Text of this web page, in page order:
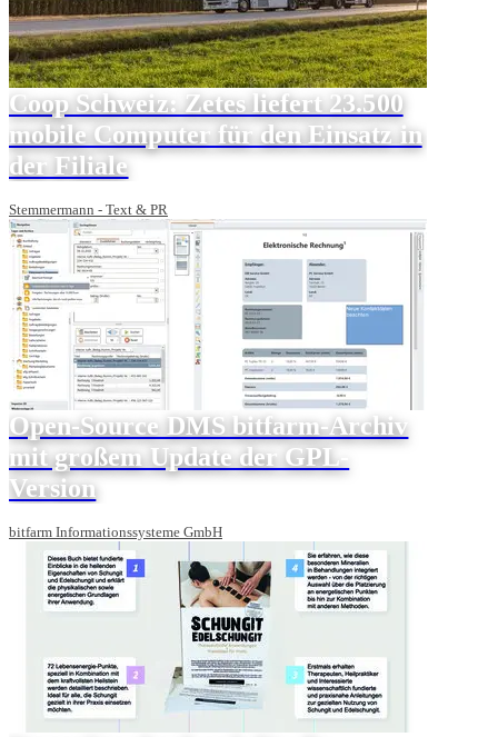
Coop Schweiz: Zetes liefert 23.500
mobile Computer für den Einsatz in
der Filiale
Stemmermann - Text & PR
Open-Source DMS bitfarm-Archiv
mit großem Update der GPL-
Version
bitfarm Informationssysteme GmbH